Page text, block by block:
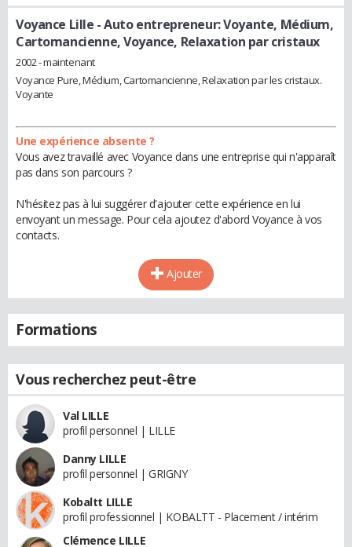
Voyance Lille - Auto entrepreneur: Voyante, Médium,
Cartomancienne, Voyance, Relaxation par cristaux
2002 - maintenant
Voyance Pure, Médium, Cartomancienne, Relaxation par les cristaux.
Voyante
Une expérience absente ?
Vous avez travaillé avec Voyance dans une entreprise qui n'apparaît
pas dans son parcours ?
N'hésitez pas à lui suggérer d'ajouter cette expérience en lui
envoyant un message. Pour cela ajoutez d'abord Voyance à vos
contacts.
Ajouter
Formations
Vous recherchez peut-être
Val LILLE
profil personnel | LILLE
Danny LILLE
profil personnel | GRIGNY
Kobaltt LILLE
profil professionnel | KOBALTT - Placement / intérim
Clémence LILLE